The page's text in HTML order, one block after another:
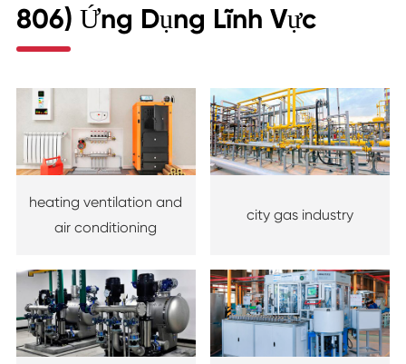
806) Ứng Dụng Lĩnh Vực
heating ventilation and
air conditioning
city gas industry